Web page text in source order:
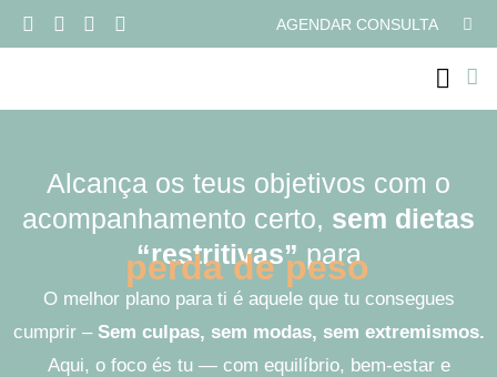
AGENDAR CONSULTA
Alcança os teus objetivos com o
acompanhamento certo, sem dietas
“restritivas”para
perda de peso
O melhor plano para ti é aquele que tu consegues
cumprir – Sem culpas, sem modas, sem extremismos.
Aqui, o foco és tu — com equilíbrio, bem-estar e